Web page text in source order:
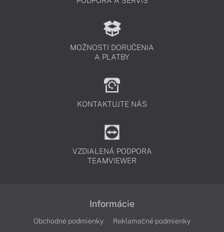
MOŽNOSTI DORUČENIA
A PLATBY
KONTAKTUJTE NÁS
VZDIALENÁ PODPORA
TEAMVIEWER
Informácie
Obchodné podmienky
Reklamačné podmienky